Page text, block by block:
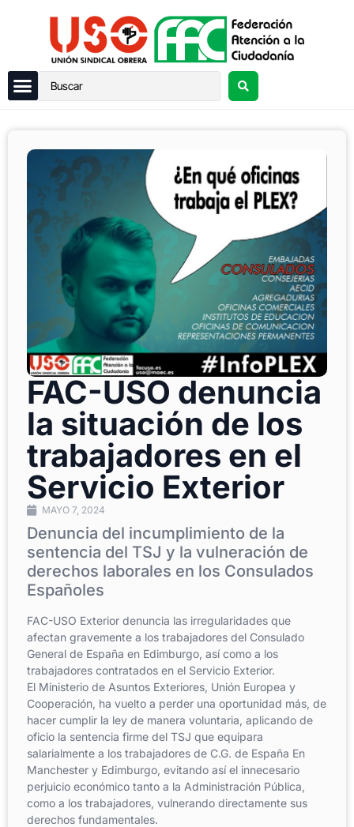
FAC-USO denuncia
la situación de los
trabajadores en el
Servicio Exterior
MAYO 7, 2024
Denuncia del incumplimiento de la
sentencia del TSJ y la vulneración de
derechos laborales en los Consulados
Españoles
FAC-USO Exterior denuncia las irregularidades que
afectan gravemente a los trabajadores del Consulado
General de España en Edimburgo, así como a los
trabajadores contratados en el Servicio Exterior.
El Ministerio de Asuntos Exteriores, Unión Europea y
Cooperación, ha vuelto a perder una oportunidad más, de
hacer cumplir la ley de manera voluntaria, aplicando de
oficio la sentencia firme del TSJ que equipara
salarialmente a los trabajadores de C.G. de España En
Manchester y Edimburgo, evitando así el innecesario
perjuicio económico tanto a la Administración Pública,
como a los trabajadores, vulnerando directamente sus
derechos fundamentales.